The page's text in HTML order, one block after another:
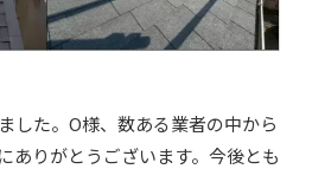
した。O様、数ある業者の中から
ありがとうございます。今後とも